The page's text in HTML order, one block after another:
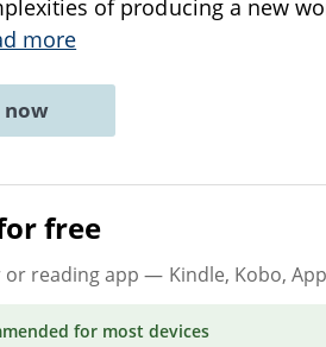
of producing a new
more
now
free
reading app — Kindle, Kobo,
for most devices